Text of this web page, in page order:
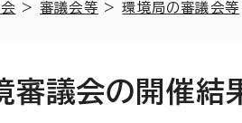
>審議会等 >環境局の審議会等
審議会の開催結